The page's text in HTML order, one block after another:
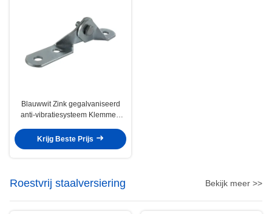
Blauwwit Zink gegalvaniseerd
anti-vibratiesysteem Klemmen
Krijg Beste Prijs
Roestvrij staalversiering Bekijk meer >>